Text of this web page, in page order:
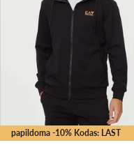
papildoma -10% Kodas: LAST